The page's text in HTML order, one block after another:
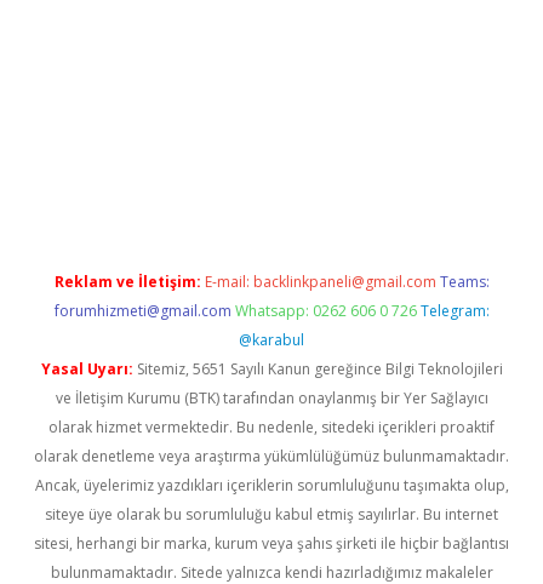
Reklam ve İletişim: E-mail: backlinkpaneli@gmail.com Teams:
forumhizmeti@gmail.com Whatsapp: 0262 606 0 726 Telegram:
@karabul
Yasal Uyarı: Sitemiz, 5651 Sayılı Kanun gereğince Bilgi Teknolojileri
ve İletişim Kurumu (BTK) tarafından onaylanmış bir Yer Sağlayıcı
olarak hizmet vermektedir. Bu nedenle, sitedeki içerikleri proaktif
olarak denetleme veya araştırma yükümlülüğümüz bulunmamaktadır.
Ancak, üyelerimiz yazdıkları içeriklerin sorumluluğunu taşımakta olup,
siteye üye olarak bu sorumluluğu kabul etmiş sayılırlar. Bu internet
sitesi, herhangi bir marka, kurum veya şahıs şirketi ile hiçbir bağlantısı
bulunmamaktadır. Sitede yalnızca kendi hazırladığımız makaleler